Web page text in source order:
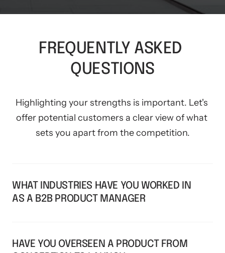
FREQUENTLY ASKED
QUESTIONS
Highlighting your strengths is important. Let's
offer potential customers a clear view of what
sets you apart from the competition.
WHAT INDUSTRIES HAVE YOU WORKED IN
AS A B2B PRODUCT MANAGER
the others in terms of height
HAVE YOU OVERSEEN A PRODUCT FROM